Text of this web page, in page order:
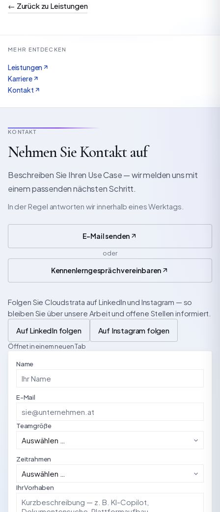
← Zurück zu Leistungen
MEHR ENTDECKEN
Leistungen
Karriere
Kontakt
KONTAKT
Nehmen Sie Kontakt auf
Beschreiben Sie Ihren Use Case — wir melden uns mit
einem passenden nächsten Schritt.
In der Regel antworten wir innerhalb eines Werktags.
E-Mail senden
oder
Kennenlerngespräch vereinbaren
Folgen Sie Cloudstrata auf LinkedIn und Instagram — so
bleiben Sie über unsere Arbeit und offene Stellen informiert.
Auf LinkedIn folgen
Auf Instagram folgen
Öffnet in einem neuen Tab
Name
E-Mail
Teamgröße
Zeitrahmen
Ihr Vorhaben